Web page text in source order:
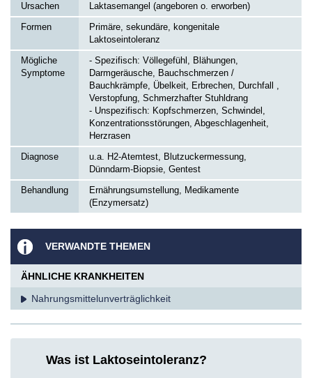
Ursachen
Laktasemangel (angeboren o. erworben)
Formen
Primäre, sekundäre, kongenitale
Laktoseintoleranz
Mögliche
Symptome
- Spezifisch: Völlegefühl, Blähungen,
Darmgeräusche, Bauchschmerzen /
Bauchkrämpfe, Übelkeit, Erbrechen, Durchfall ,
Verstopfung, Schmerzhafter Stuhldrang
- Unspezifisch: Kopfschmerzen, Schwindel,
Konzentrationsstörungen, Abgeschlagenheit,
Herzrasen
Diagnose
u.a. H2-Atemtest, Blutzuckermessung,
Dünndarm-Biopsie, Gentest
Behandlung
Ernährungsumstellung, Medikamente
(Enzymersatz)
VERWANDTE THEMEN
ÄHNLICHE KRANKHEITEN
Nahrungsmittel­unverträglichkeit
Was ist Laktoseintoleranz?